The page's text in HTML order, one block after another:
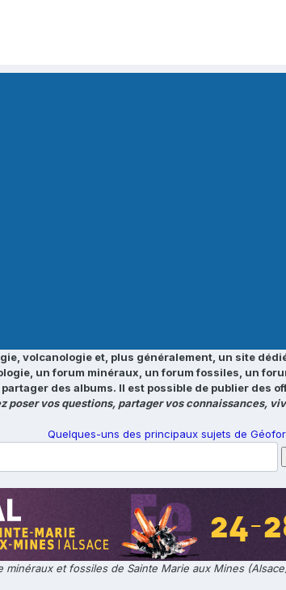
volcanologie et, plus généralement, un site
un forum minéraux, un forum fossiles, un
des albums. Il est possible de publier des
poser vos questions, partager vos connaissances,
Quelques-uns des principaux sujets de
minéraux et fossiles de Sainte Marie aux Mines